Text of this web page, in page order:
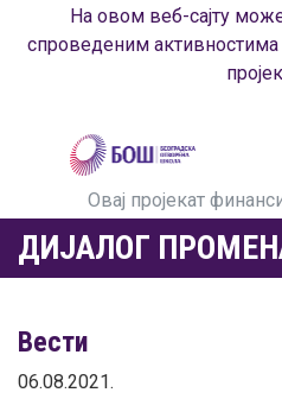
На овом веб-сајту
спроведеним
Овај пројекат
ДИЈАЛОГ
Вести
06.08.2021.